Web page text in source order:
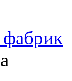
фабрик